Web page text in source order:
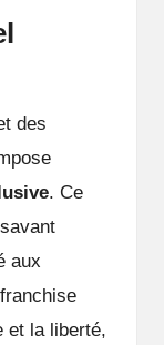
des
. Ce
aux
et la liberté,